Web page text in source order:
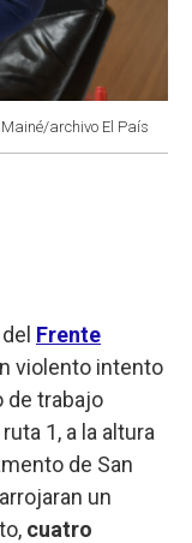
Mainé/archivo El País
Frente
violento intento
de trabajo
1, a la altura
de San
un
cuatro